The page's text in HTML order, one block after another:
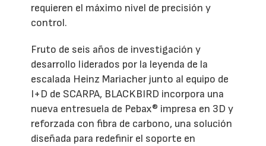
requieren el máximo nivel de precisión y
control.
Fruto de seis años de investigación y
desarrollo liderados por la leyenda de la
escalada Heinz Mariacher junto al equipo de
I+D de SCARPA, BLACKBIRD incorpora una
nueva entresuela de Pebax® impresa en 3D y
reforzada con fibra de carbono, una solución
diseñada para redefinir el soporte en